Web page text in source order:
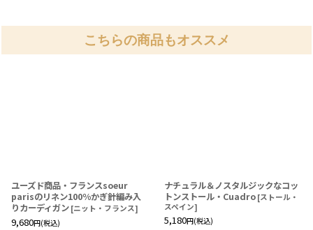
こちらの商品もオススメ
ユーズド商品・フランスsoeur
parisのリネン100％かぎ針編み入
りカーディガン [ニット・フランス]
9,680円(税込)
ナチュラル＆ノスタルジックなコッ
トンストール・Cuadro [ストール・
スペイン]
5,180円(税込)